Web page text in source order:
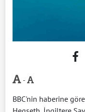
-
BBC'nin haberine